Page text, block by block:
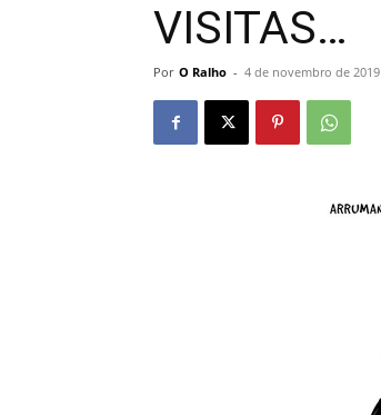
VISITAS…
Por O Ralho - 4 de novembro de 2019